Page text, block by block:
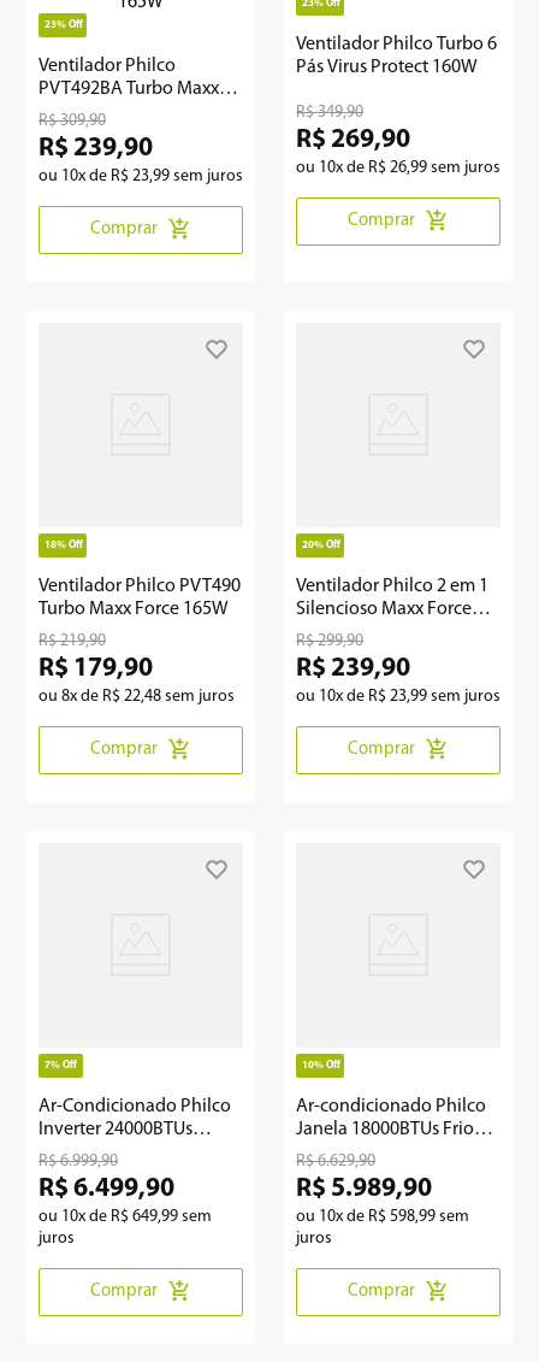
23% Off
Ventilador Philco
PVT492BA Turbo Maxx
Force 10 Pás 165W
R$ 309,90
R$ 239,90
ou 10x de R$ 23,99 sem juros
Comprar
23% Off
Ventilador Philco Turbo 6
Pás Virus Protect 160W
R$ 349,90
R$ 269,90
ou 10x de R$ 26,99 sem juros
Comprar
18% Off
Ventilador Philco PVT490
Turbo Maxx Force 165W
R$ 219,90
R$ 179,90
ou 8x de R$ 22,48 sem juros
Comprar
20% Off
Ventilador Philco 2 em 1
Silencioso Maxx Force
160W PVT400B
R$ 299,90
R$ 239,90
ou 10x de R$ 23,99 sem juros
Comprar
7% Off
Ar-Condicionado Philco
Inverter 24000BTUs
PAC24000IQFM15
R$ 6.999,90
R$ 6.499,90
ou 10x de R$ 649,99 sem
juros
Comprar
10% Off
Ar-condicionado Philco
Janela 18000BTUs Frio
PAJ18FH
R$ 6.629,90
R$ 5.989,90
ou 10x de R$ 598,99 sem
juros
Comprar